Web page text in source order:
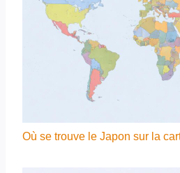
Où se trouve le Japon sur la